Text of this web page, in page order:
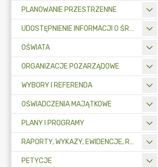
PLANOWANIE PRZESTRZENNE
UDOSTĘPNIENIE INFORMACJI O ŚRODOWISKU
OŚWIATA
ORGANIZACJE POZARZĄDOWE
WYBORY I REFERENDA
OŚWIADCZENIA MAJĄTKOWE
PLANY I PROGRAMY
RAPORTY, WYKAZY, EWIDENCJE, REJESTRY
PETYCJE